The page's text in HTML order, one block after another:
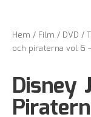
Hem / Film / DVD /
och piraterna vol 6
Disney